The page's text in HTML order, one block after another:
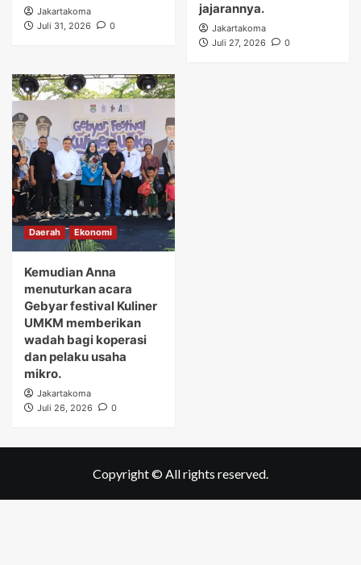
Jakartakoma
Juli 31, 2026
0
jajarannya.
Jakartakoma
Juli 27, 2026
0
Daerah Ekonomi
Kemudian Anna
menuturkan acara
Gebyar festival Kuliner
UMKM memberikan
wadah bagi koperasi
dan pelaku usaha
mikro.
Jakartakoma
Juli 26, 2026
0
Copyright © All rights reserved.